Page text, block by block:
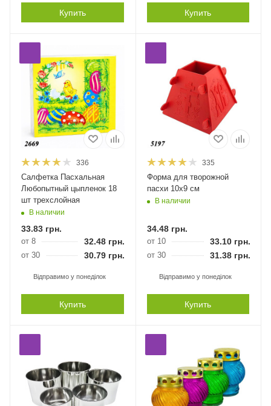
Купить Купить
336
Салфетка Пасхальная
Любопытный цыпленок 18
шт трехслойная
В наличии
33.83 грн.
от 8 32.48 грн.
от 30 30.79 грн.
Відправимо у понеділок
Купить
335
Форма для творожной
пасхи 10х9 см
В наличии
34.48грн.
от 10 33.10грн.
от 30 31.38грн.
Відправимо у понеділок
Купить